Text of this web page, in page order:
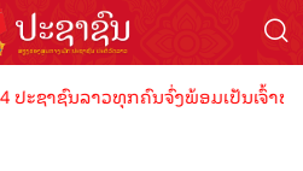
າຊົນລາວທຸກຄົນຈົ່ງພ້ອມເປັນເຈົ້າພາ